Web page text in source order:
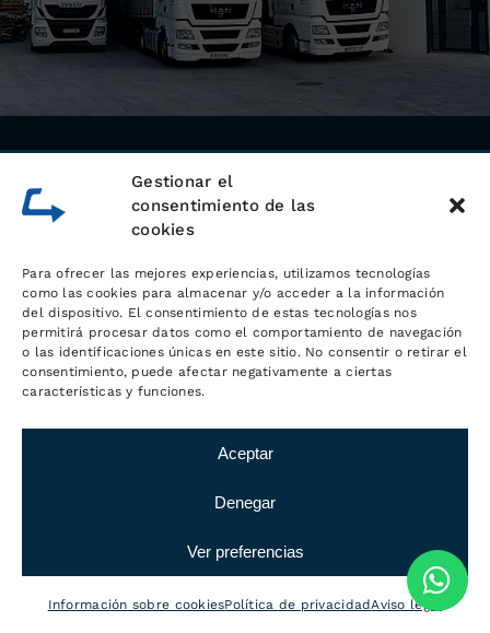
Gestionar el
consentimiento de las
cookies
Para ofrecer las mejores experiencias, utilizamos tecnologías
como las cookies para almacenar y/o acceder a la información
del dispositivo. El consentimiento de estas tecnologías nos
permitirá procesar datos como el comportamiento de navegación
o las identificaciones únicas en este sitio. No consentir o retirar el
consentimiento, puede afectar negativamente a ciertas
características y funciones.
Aceptar
Denegar
Ver preferencias
Información sobre cookiesPolítica de privacidadAviso legal
contacto@logisticamc.com
609 200 008
Whatsapp